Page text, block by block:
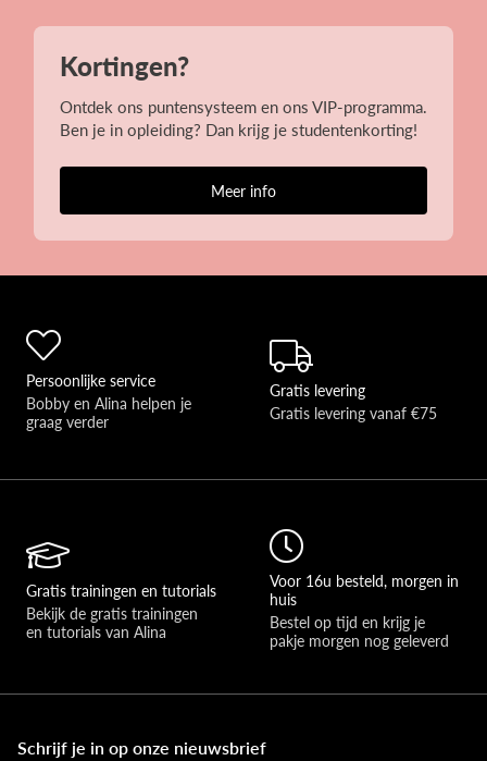
Kortingen?
Ontdek ons puntensysteem en ons VIP-programma.
Ben je in opleiding? Dan krijg je studentenkorting!
Meer info
Persoonlijke service
Bobby en Alina helpen je
graag verder
Gratis levering
Gratis levering vanaf €75
Gratis trainingen en tutorials
Bekijk de gratis trainingen
en tutorials van Alina
Voor 16u besteld, morgen in
huis
Bestel op tijd en krijg je
pakje morgen nog geleverd
Schrijf je in op onze nieuwsbrief